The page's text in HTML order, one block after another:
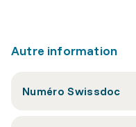
Autre information
Numéro Swissdoc